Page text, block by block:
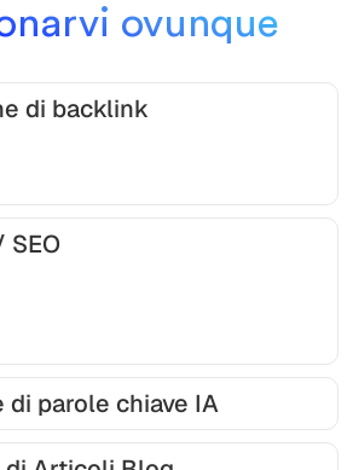
ovunque
di backlink
SEO
di parole chiave IA